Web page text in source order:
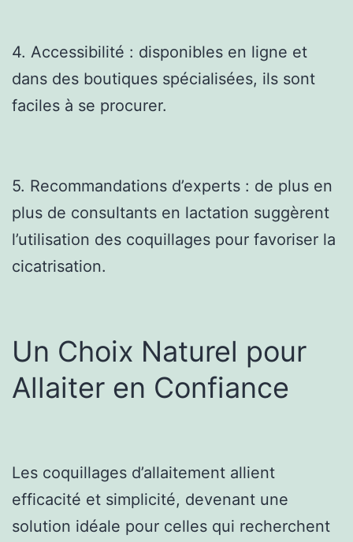
4. Accessibilité : disponibles en ligne et
dans des boutiques spécialisées, ils sont
faciles à se procurer.
5. Recommandations d’experts : de plus en
plus de consultants en lactation suggèrent
l’utilisation des coquillages pour favoriser la
cicatrisation.
Un Choix Naturel pour
Allaiter en Confiance
Les coquillages d’allaitement allient
efficacité et simplicité, devenant une
solution idéale pour celles qui recherchent